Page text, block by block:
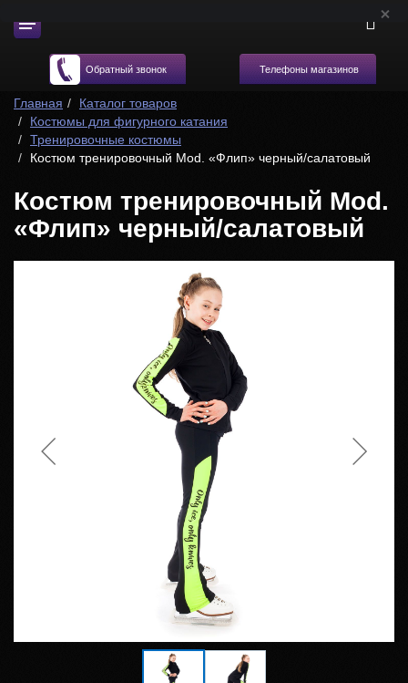
Обратный звонок Телефоны магазинов
Главная
Каталог товаров
Костюмы для фигурного катания
Тренировочные костюмы
Костюм тренировочный Mod. «Флип» черный/салатовый
Костюм тренировочный Mod.
«Флип» черный/салатовый